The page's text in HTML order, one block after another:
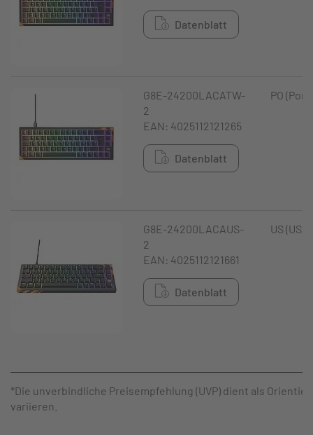
Datenblatt
G8E-24200LACATW-
2
EAN: 4025112121265
Datenblatt
PO
G8E-24200LACAUS-
2
EAN: 4025112121661
Datenblatt
US (USA)
*Die unverbindliche Preisempfehlung (UVP) dient als
variieren.